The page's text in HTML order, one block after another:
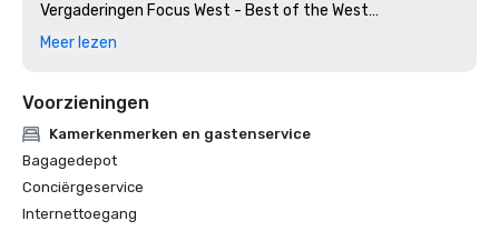
Vergaderingen Focus West - Best of the West
Favoriete hotels en resorts
Meer lezen
Voorzieningen
Kamerkenmerken en gastenservice
Bagagedepot
Conciërgeservice
Internettoegang